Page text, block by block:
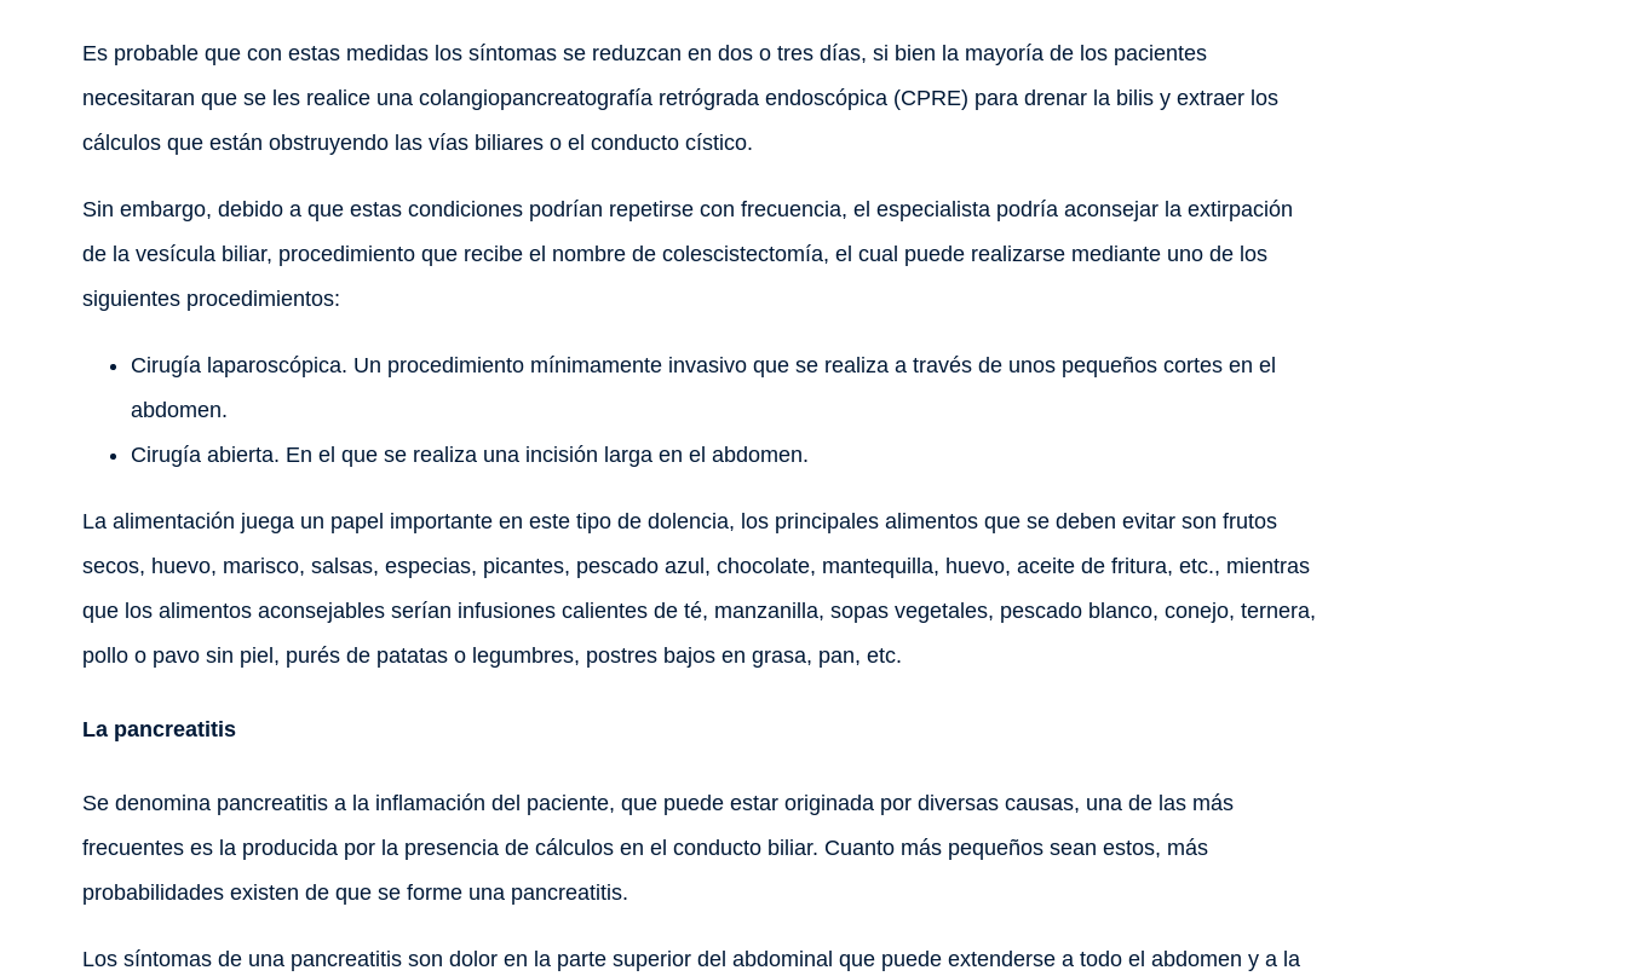
Es probable que con estas medidas los síntomas se reduzcan en dos o tres días, si bien la mayoría de los pacientes
necesitaran que se les realice una colangiopancreatografía retrógrada endoscópica (CPRE) para drenar la bilis y extraer los
cálculos que están obstruyendo las vías biliares o el conducto cístico.
Sin embargo, debido a que estas condiciones podrían repetirse con frecuencia, el especialista podría aconsejar la extirpación
de la vesícula biliar, procedimiento que recibe el nombre de colescistectomía, el cual puede realizarse mediante uno de los
siguientes procedimientos:
Cirugía laparoscópica. Un procedimiento mínimamente invasivo que se realiza a través de unos pequeños cortes en el
abdomen.
Cirugía abierta. En el que se realiza una incisión larga en el abdomen.
La alimentación juega un papel importante en este tipo de dolencia, los principales alimentos que se deben evitar son frutos
secos, huevo, marisco, salsas, especias, picantes, pescado azul, chocolate, mantequilla, huevo, aceite de fritura, etc., mientras
que los alimentos aconsejables serían infusiones calientes de té, manzanilla, sopas vegetales, pescado blanco, conejo, ternera,
pollo o pavo sin piel, purés de patatas o legumbres, postres bajos en grasa, pan, etc.
La pancreatitis
Se denomina pancreatitis a la inflamación del paciente, que puede estar originada por diversas causas, una de las más
frecuentes es la producida por la presencia de cálculos en el conducto biliar. Cuanto más pequeños sean estos, más
probabilidades existen de que se forme una pancreatitis.
Los síntomas de una pancreatitis son dolor en la parte superior del abdominal que puede extenderse a todo el abdomen y a la